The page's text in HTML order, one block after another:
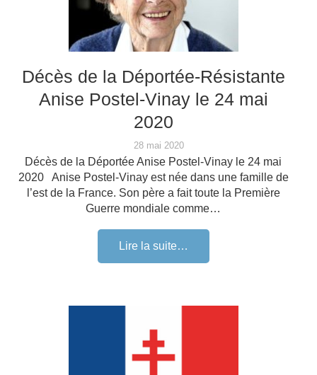
Décès de la Déportée-Résistante
Anise Postel-Vinay le 24 mai
2020
28 mai 2020
Décès de la Déportée Anise Postel-Vinay le 24 mai
2020 Anise Postel-Vinay est née dans une famille de
l’est de la France. Son père a fait toute la Première
Guerre mondiale comme…
Lire la suite…